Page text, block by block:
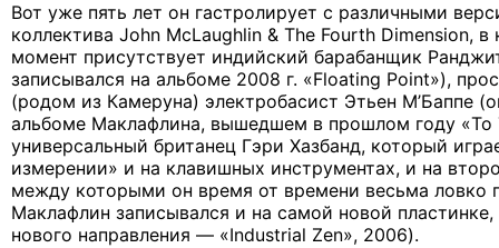
Вот уже пять лет он гастролирует с различными
коллектива John McLaughlin & The Fourth Dimension,
момент присутствует индийский барабанщик
записывался на альбоме 2008 г. «Floating Point»),
(родом из Камеруна) электробасист Этьен М’Баппе
альбоме Маклафлина, вышедшем в прошлом году «To
универсальный британец Гэри Хазбанд, который
измерении» и на клавишных инструментах, и на
между которыми он время от времени весьма ловко
Маклафлин записывался и на самой новой
нового направления — «Industrial Zen», 2006).